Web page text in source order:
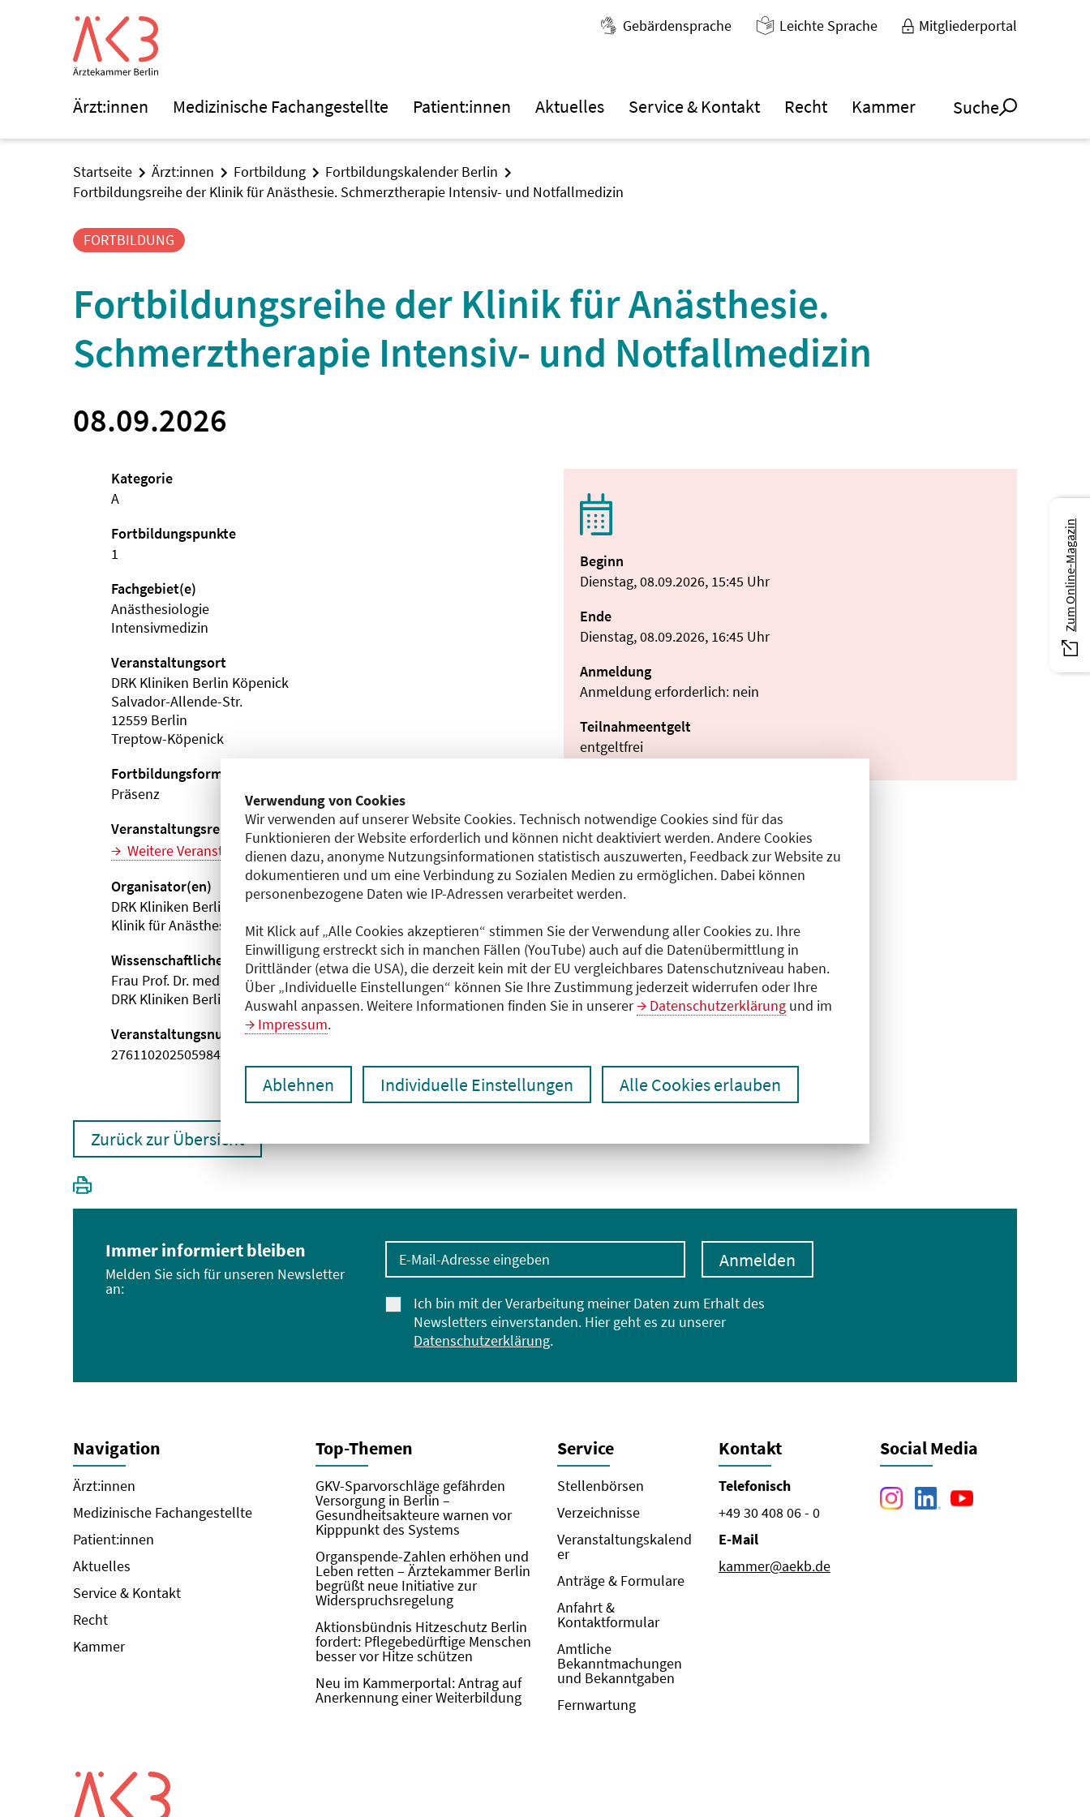
Verwendung von Cookies
Wir verwenden auf unserer Website Cookies. Technisch notwendige Cookies sind für das
Funktionieren der Website erforderlich und können nicht deaktiviert werden. Andere Cookies
dienen dazu, anonyme Nutzungsinformationen statistisch auszuwerten, Feedback zur Website zu
dokumentieren und um eine Verbindung zu Sozialen Medien zu ermöglichen. Dabei können
personenbezogene Daten wie IP-Adressen verarbeitet werden.
Mit Klick auf „Alle Cookies akzeptieren“ stimmen Sie der Verwendung aller Cookies zu. Ihre
Einwilligung erstreckt sich in manchen Fällen (YouTube) auch auf die Datenübermittlung in
Drittländer (etwa die USA), die derzeit kein mit der EU vergleichbares Datenschutzniveau haben.
Über „Individuelle Einstellungen“ können Sie Ihre Zustimmung jederzeit widerrufen oder Ihre
Auswahl anpassen. Weitere Informationen finden Sie in unserer
Datenschutzerklärung und im
Impressum.
Ablehnen Individuelle Einstellungen Alle Cookies erlauben
Gebärdensprache Leichte Sprache Mitgliederportal
Ärzt:innen Medizinische Fachangestellte Patient:innen Aktuelles Service & Kontakt Recht Kammer Suche
Startseite Ärzt:innen Fortbildung
Fortbildungskalender Berlin
Fortbildungsreihe der Klinik für Anästhesie. Schmerztherapie Intensiv- und Notfallmedizin
FORTBILDUNG
Fortbildungsreihe der Klinik für Anästhesie.
Schmerztherapie Intensiv- und Notfallmedizin
08.09.2026
Beginn
Dienstag, 08.09.2026, 15:45 Uhr
Ende
Dienstag, 08.09.2026, 16:45 Uhr
Anmeldung
Anmeldung erforderlich: nein
Teilnahmeentgelt
entgeltfrei
Dokumente
Sonstiges (PDF)
Programm (PDF)
Kategorie
A
Fortbildungspunkte
1
Fachgebiet(e)
Anästhesiologie
Intensivmedizin
Veranstaltungsort
DRK Kliniken Berlin Köpenick
Salvador-Allende-Str.
12559 Berlin
Treptow-Köpenick
Fortbildungsformat
Präsenz
Veranstaltungsreihe
Weitere Veranstaltungen dieser Reihe (5)
Organisator(en)
DRK Kliniken Berlin | Köpenick
Klinik für Anästhesie, Schmerztherapie,
Wissenschaftliche Leitung
Frau Prof. Dr. med. Claudia Höhne
DRK Kliniken Berlin | Köpenick
Veranstaltungsnummer
2761102025059840099
Zurück zur Übersicht
Immer informiert bleiben
Melden Sie sich für unseren Newsletter
an:
E-Mail-Adresse eingeben
Ich bin mit der Verarbeitung meiner Daten zum Erhalt des
Newsletters einverstanden. Hier geht es zu unserer
Datenschutzerklärung.
Anmelden
Navigation
Ärzt:innen
Medizinische Fachangestellte
Patient:innen
Aktuelles
Service & Kontakt
Recht
Kammer
Top-Themen
GKV-Sparvorschläge gefährden
Versorgung in Berlin –
Gesundheitsakteure warnen vor
Kipppunkt des Systems
Organspende-Zahlen erhöhen und
Leben retten – Ärztekammer Berlin
begrüßt neue Initiative zur
Widerspruchsregelung
Aktionsbündnis Hitzeschutz Berlin
fordert: Pflegebedürftige Menschen
besser vor Hitze schützen
Neu im Kammerportal: Antrag auf
Anerkennung einer Weiterbildung
Service
Stellenbörsen
Verzeichnisse
Veranstaltungskalend
er
Anträge & Formulare
Anfahrt &
Kontaktformular
Amtliche
Bekanntmachungen
und Bekanntgaben
Fernwartung
Kontakt
Telefonisch
+49 30 408 06 - 0
E-Mail
kammer@aekb.de
Social Media
Zum Online-Magazin